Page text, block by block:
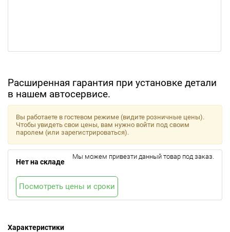
Расширенная гарантия при установке детали
в нашем автосервисе.
Характеристики
Вы работаете в гостевом режиме (видите розничные цены).
Чтобы увидеть свои цены, вам нужно войти под своим
паролем (или зарегистрироваться).
Нет на складе
Мы можем привезти данный товар под заказ.
Посмотреть цены и сроки